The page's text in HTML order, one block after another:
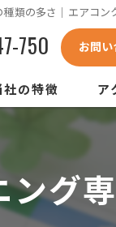
類の多さ｜エアコン
750 お問
社の特徴
わら市のエアコンクリ
市のエアコンクリ
井市のエアコンクリー
ア
ング